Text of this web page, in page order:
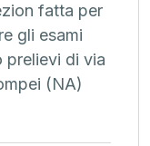
fatta per
gli esami
prelievi di via
(NA)